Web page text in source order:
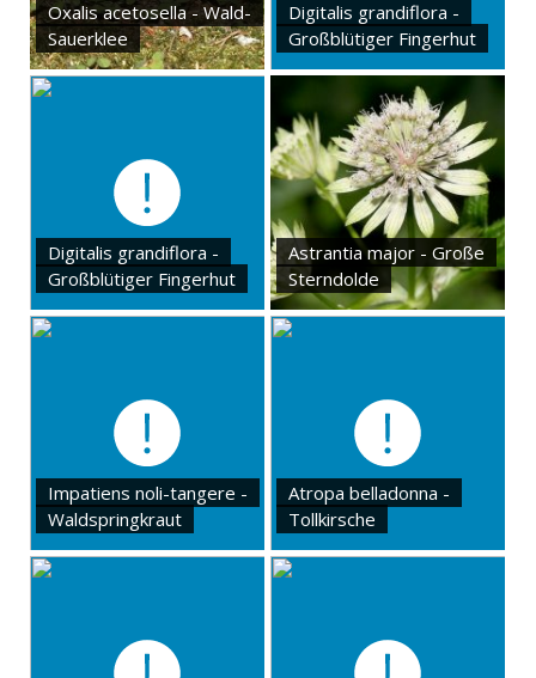
Oxalis acetosella - Wald-
Sauerklee
Digitalis grandiflora -
Großblütiger Fingerhut
Digitalis grandiflora -
Großblütiger Fingerhut
Astrantia major - Große
Sterndolde
Impatiens noli-tangere -
Waldspringkraut
Atropa belladonna -
Tollkirsche